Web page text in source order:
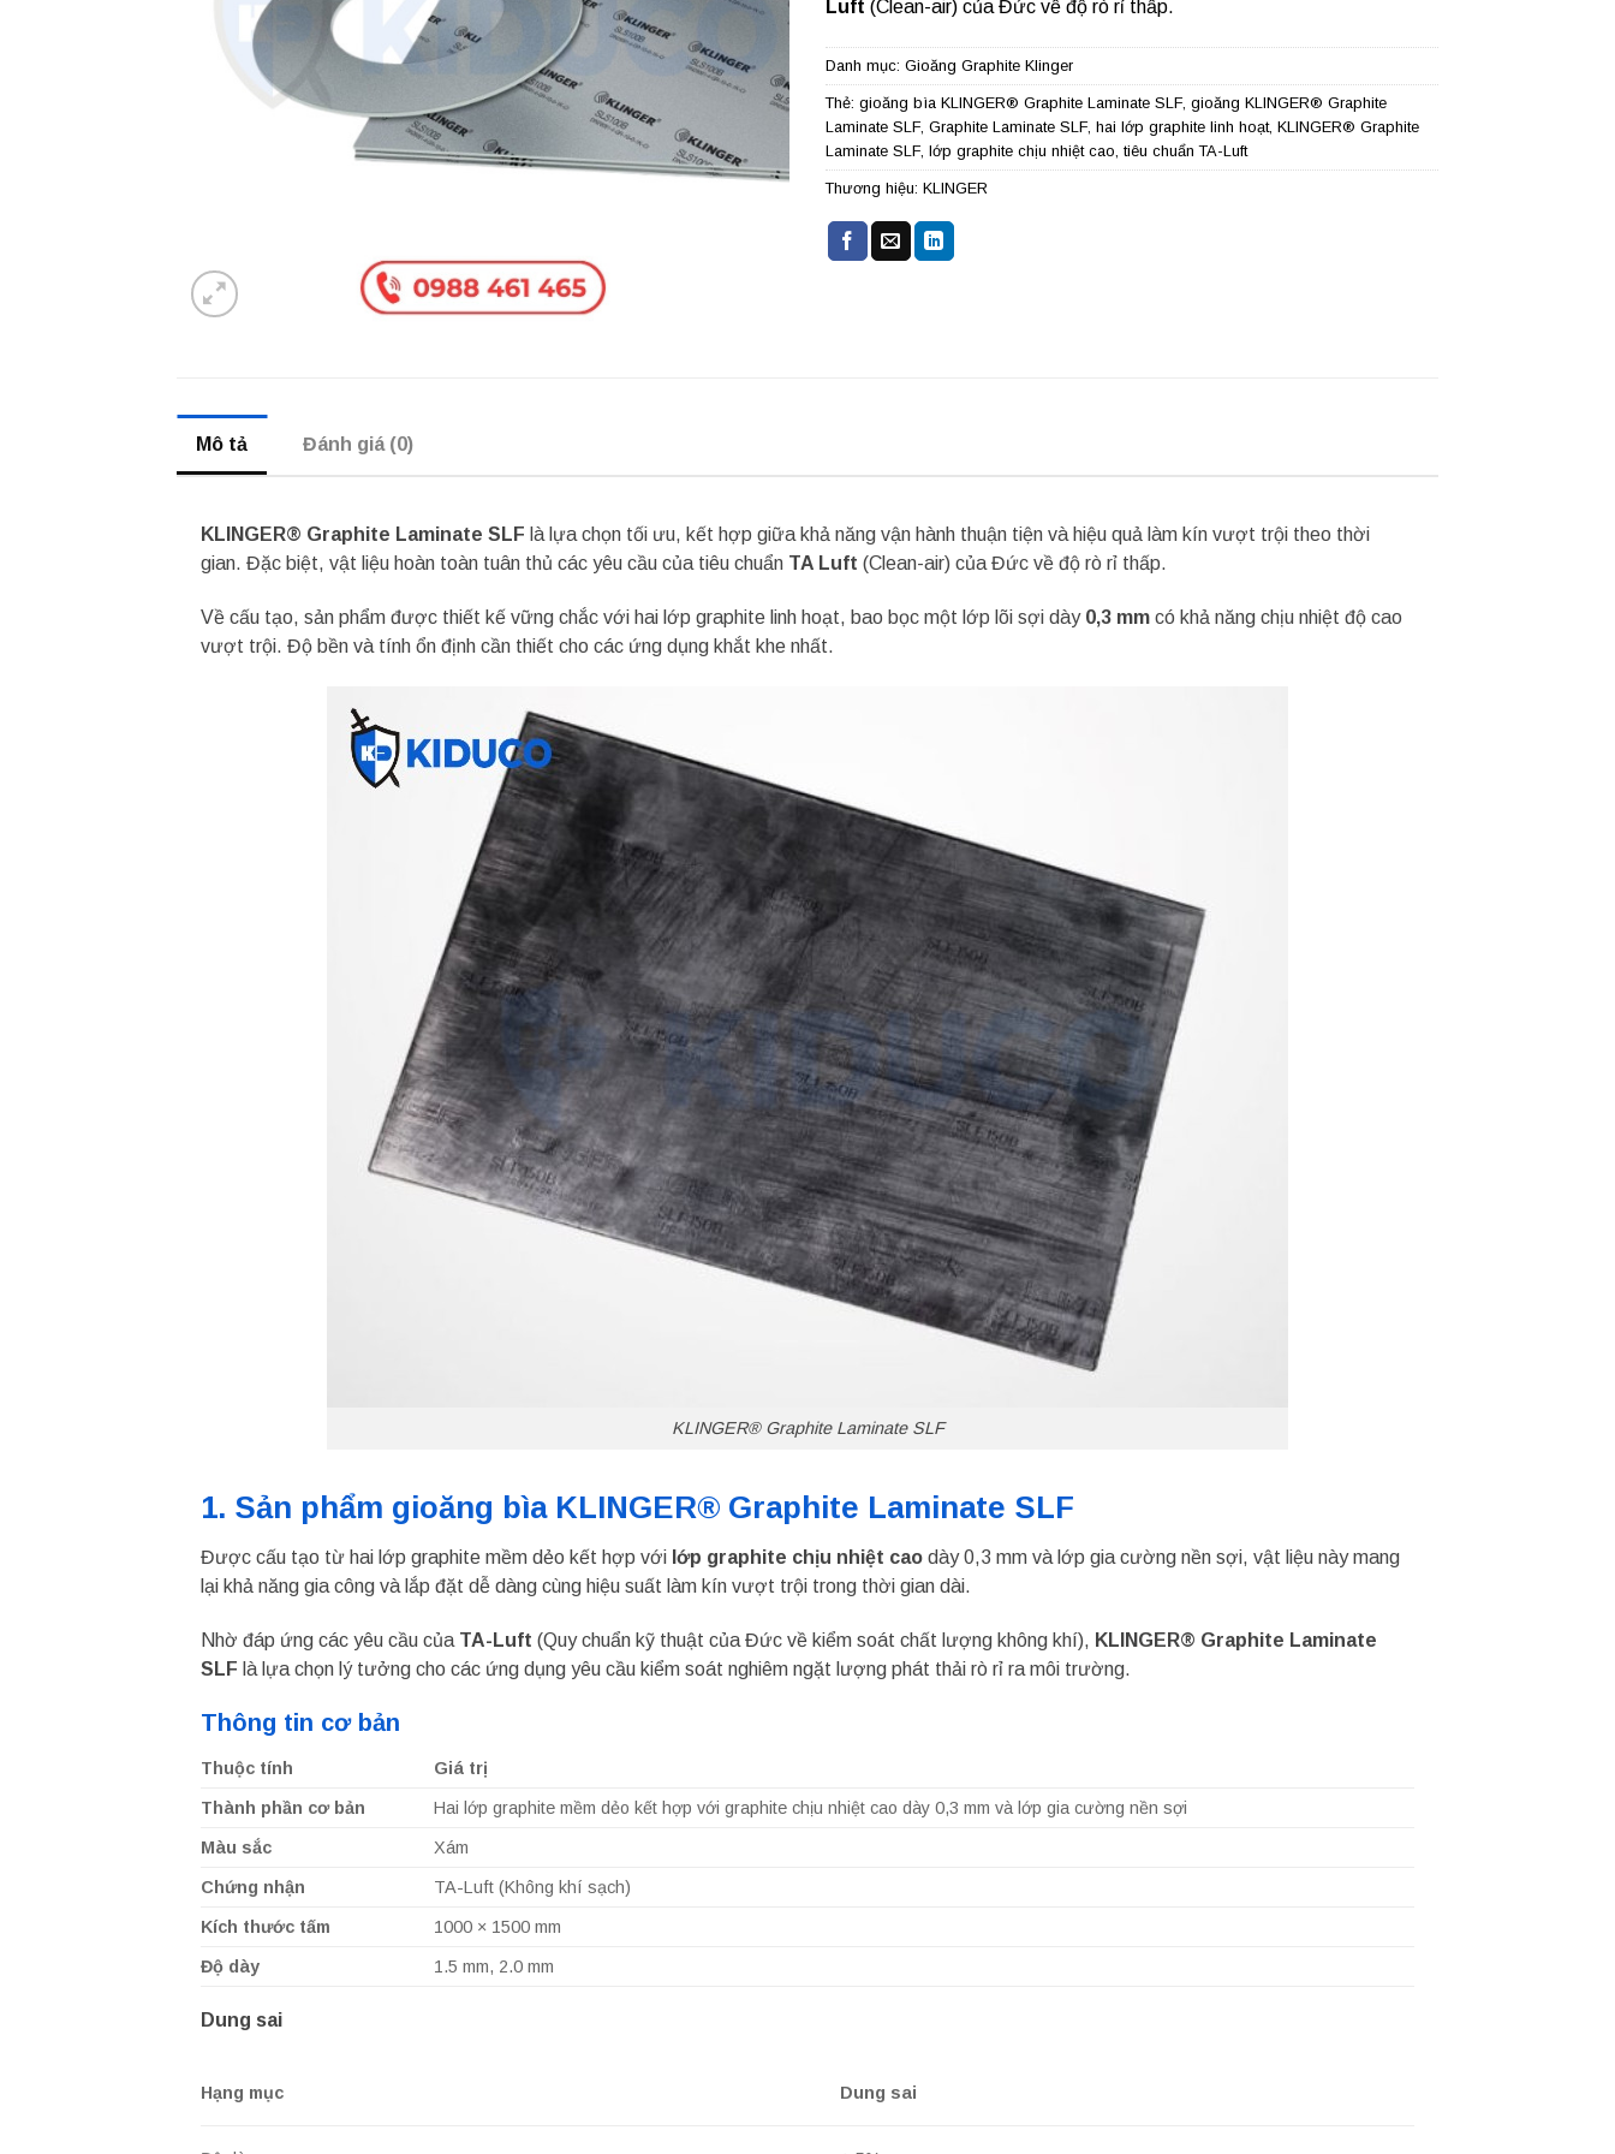
Luft (Clean-air) của Đức về độ rò rỉ thấp.
Danh mục: Gioăng Graphite Klinger
Thẻ: gioăng bìa KLINGER® Graphite Laminate SLF gioăng KLINGER® Graphite
Laminate SLF Graphite Laminate SLF hai lớp graphite linh hoạt, KLINGER® Graphite
Laminate SLF lớp graphite chịu nhiệt cao tiêu chuẩn TA-Luft
Thương hiệu: KLINGER
Mô tả Đánh giá (0)
KLINGER® Graphite Laminate SLF là lựa chọn tối ưu, kết hợp giữa khả năng vận hành thuận tiện và hiệu quả làm kín vượt trội theo thời
gian. Đặc biệt, vật liệu hoàn toàn tuân thủ các yêu cầu của tiêu chuẩn TA Luft (Clean-air) của Đức về độ rò rỉ thấp.
Về cấu tạo, sản phẩm được thiết kế vững chắc với hai lớp graphite linh hoạt, bao bọc một lớp lõi sợi dày 0,3 mm có khả năng chịu nhiệt độ cao
vượt trội. Độ bền và tính ổn định cần thiết cho các ứng dụng khắt khe nhất.
KLINGER® Graphite Laminate SLF
1. Sản phẩm gioăng bìa KLINGER® Graphite Laminate SLF
Được cấu tạo từ hai lớp graphite mềm dẻo kết hợp với lớp graphite chịu nhiệt cao dày 0,3 mm và lớp gia cường nền sợi, vật liệu này mang
lại khả năng gia công và lắp đặt dễ dàng cùng hiệu suất làm kín vượt trội trong thời gian dài.
Nhờ đáp ứng các yêu cầu của TA-Luft (Quy chuẩn kỹ thuật của Đức về kiểm soát chất lượng không khí), KLINGER® Graphite Laminate
SLF là lựa chọn lý tưởng cho các ứng dụng yêu cầu kiểm soát nghiêm ngặt lượng phát thải rò rỉ ra môi trường.
Thông tin cơ bản
Thuộc tính Giá trị
Thành phần cơ bản Hai lớp graphite mềm dẻo kết hợp với graphite chịu nhiệt cao dày 0,3 mm và lớp gia cường nền sợi
Màu sắc Xám
Chứng nhận TA-Luft (Không khí sạch)
Kích thước tấm 1000 × 1500 mm
Độ dày 1.5 mm, 2.0 mm
Dung sai
Hạng mục Dung sai